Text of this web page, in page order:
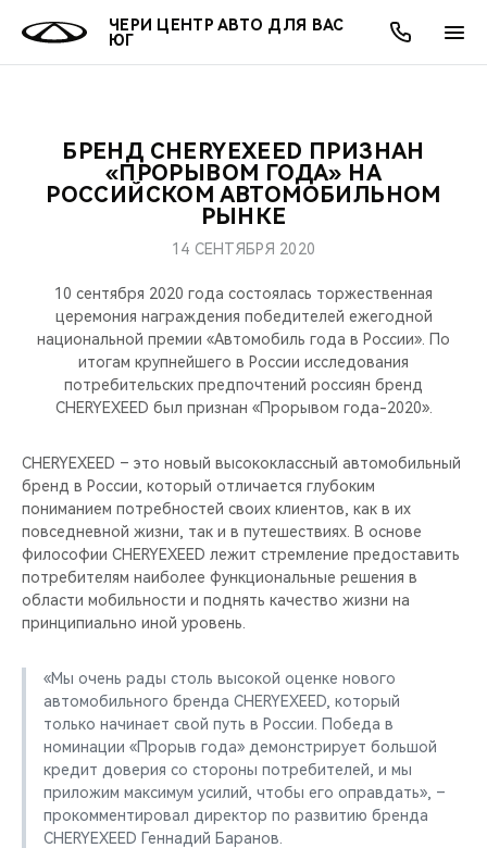
ЧЕРИ ЦЕНТР АВТО ДЛЯ ВАС
ЮГ
МОДЕЛИ
СЕДАНЫ
НОВИНКИ
ПОКУПАТЕЛЯМ
ВЛАДЕЛЬЦАМ
ПОДДЕРЖКА
CHERY CONNECT
МИР CHERY
CHERY В СОЦСЕТЯХ
ЛЮДИ CHERY
CHERY REMOTE
CHERY И СПОРТ
НАШИ МЕРОПРИЯТИЯ
CHERY ДЛЯ ДЕТЕЙ
АКЦИИ
ОНЛАЙН СЕРВИСЫ
О КОМПАНИИ
БРЕНД CHERYEXEED ПРИЗНАН
«ПРОРЫВОМ ГОДА» НА
РОССИЙСКОМ АВТОМОБИЛЬНОМ
РЫНКЕ
14 СЕНТЯБРЯ 2020
10 сентября 2020 года состоялась торжественная
церемония награждения победителей ежегодной
национальной премии «Автомобиль года в России». По
итогам крупнейшего в России исследования
потребительских предпочтений россиян бренд
CHERYEXEED был признан «Прорывом года-2020».
CHERYEXEED – это новый высококлассный автомобильный
бренд в России, который отличается глубоким
пониманием потребностей своих клиентов, как в их
повседневной жизни, так и в путешествиях. В основе
философии CHERYEXEED лежит стремление предоставить
потребителям наиболее функциональные решения в
области мобильности и поднять качество жизни на
принципиально иной уровень.
«Мы очень рады столь высокой оценке нового
автомобильного бренда CHERYEXEED, который
только начинает свой путь в России. Победа в
номинации «Прорыв года» демонстрирует большой
кредит доверия со стороны потребителей, и мы
приложим максимум усилий, чтобы его оправдать», –
прокомментировал директор по развитию бренда
CHERYEXEED Геннадий Баранов.